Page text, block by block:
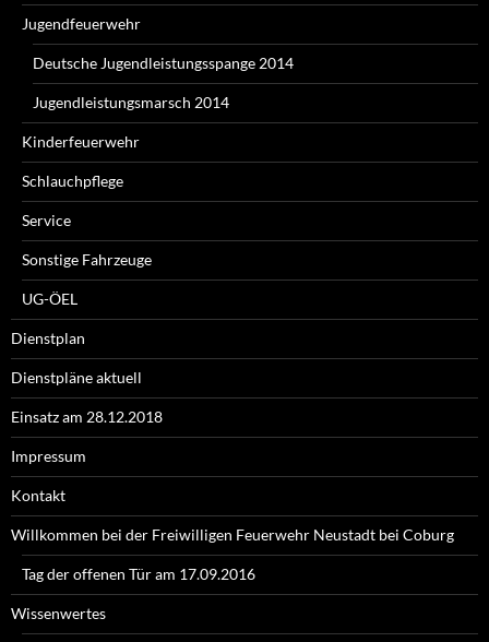
Jugendfeuerwehr
Deutsche Jugendleistungsspange 2014
Jugendleistungsmarsch 2014
Kinderfeuerwehr
Schlauchpflege
Service
Sonstige Fahrzeuge
UG-ÖEL
Dienstplan
Dienstpläne aktuell
Einsatz am 28.12.2018
Impressum
Kontakt
Willkommen bei der Freiwilligen Feuerwehr Neustadt bei Coburg
Tag der offenen Tür am 17.09.2016
Wissenwertes